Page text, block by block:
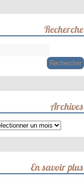
Recherche
Archives
En savoir plus